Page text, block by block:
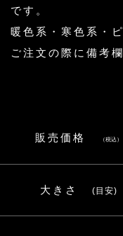
です。
暖色系・寒色系・
ご注文の際に備考
販売価格 （税込）
大きさ (目安)